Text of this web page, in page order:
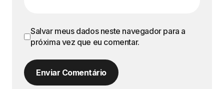
Salvar meus dados neste navegador para a
próxima vez que eu comentar.
Enviar Comentário